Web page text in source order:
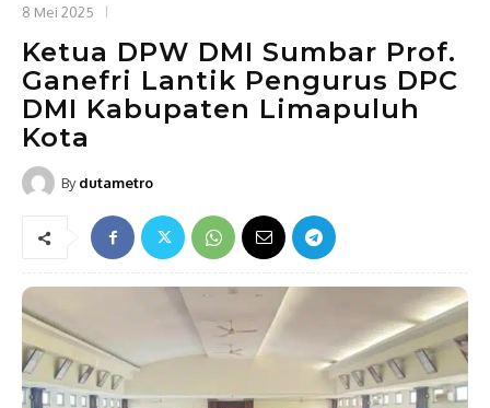
8 Mei 2025
Ketua DPW DMI Sumbar Prof.
Ganefri Lantik Pengurus DPC
DMI Kabupaten Limapuluh
Kota
By dutametro